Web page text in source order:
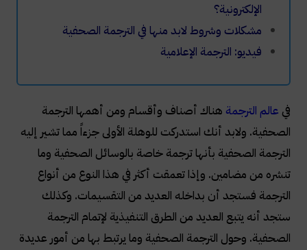
الإلكترونية؟
مشكلات وشروط لابد منها في الترجمة الصحفية
فيديو: الترجمة الإعلامية
في عالم الترجمة هناك أصناف وأقسام ومن أهمها الترجمة
الصحفية. ولابد أنك استدركت للوهلة الأولى جزءاً مما تشير إليه
الترجمة الصحفية بأنها ترجمة خاصة بالوسائل الصحفية وما
تنشره من مضامين. وإذا تعمقت أكثر في هذا النوع من أنواع
الترجمة فستجد أن بداخله العديد من التقسيمات. وكذلك
ستجد أنه يتبع العديد من الطرق التنفيذية لإتمام الترجمة
الصحفية. وحول الترجمة الصحفية وما يرتبط بها من أمور عديدة